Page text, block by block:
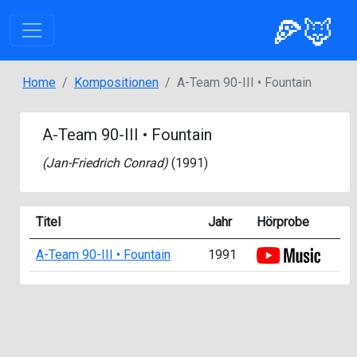
🍕🦊
Home Kompositionen A-Team 90-III • Fountain
A-Team 90-III • Fountain
(Jan-Friedrich Conrad) (1991)
Titel Jahr Hörprobe
A-Team 90-III • Fountain 1991